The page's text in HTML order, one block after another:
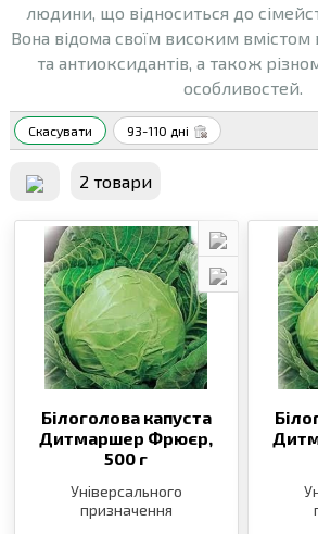
людини, що відноситься до
Вона відома своїм високим вмістом
та антиоксидантів, а також
особливостей.
Скасувати 93-110 дні
2 товари
Білоголова капуста
Дитмаршер Фрюєр,
500 г
Універсального
призначення